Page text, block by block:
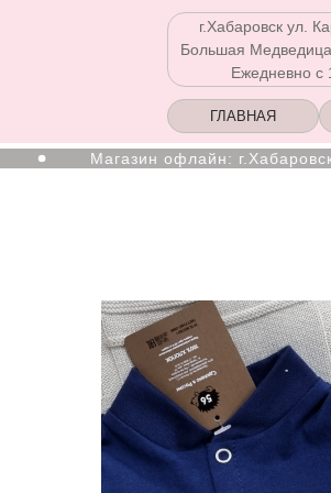
г.Хабаровск ул.
Большая
Ежедневно с
ГЛАВНАЯ
Магазин офлайн: г.Хабаровск, ул.